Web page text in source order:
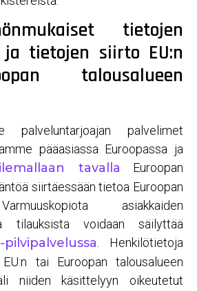
tietojen
tietojen siirto EU:n
talousalueen
palveluntarjoajan palvelimet
pääasiassa Euroopassa ja
tavalla Euroopan
siirtäessään tietoa Euroopan
asiakkaiden
tilauksista voidaan säilyttää
. Henkilötietoja
tai Euroopan talousalueen
niiden käsittelyyn oikeutetut